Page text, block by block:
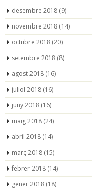
desembre 2018 (9)
novembre 2018 (14)
octubre 2018 (20)
setembre 2018 (8)
agost 2018 (16)
juliol 2018 (16)
juny 2018 (16)
maig 2018 (24)
abril 2018 (14)
març 2018 (15)
febrer 2018 (14)
gener 2018 (18)